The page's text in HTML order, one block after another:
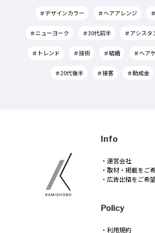
＃デザインカラー ＃ヘアアレンジ
＃ニューヨーク ＃30代前半 ＃アシスタ
＃トレンド ＃技術 ＃結婚 ＃ヘア
＃20代後半 ＃接客 ＃助成金
Info
・運営会社
・取材・掲載をご
・広告出稿をご希
Policy
・利用規約